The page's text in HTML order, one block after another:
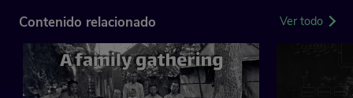
Contenido relacionado Ver todo